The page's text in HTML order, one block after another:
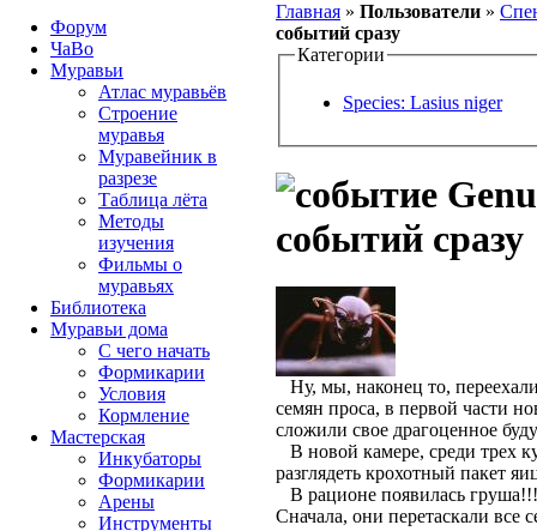
Главная » Пользователи »
событий сразу
Категории
Species: Lasius niger
событий сразу
Ну, мы, наконец то,
семян проса, в первой части
сложили свое драгоценное
В новой камере, среди трех
разглядеть крохотный пакет
В рационе появилась
Сначала, они перетаскали все
Форум
ЧаВо
Муравьи
Атлас муравьёв
Строение
муравья
Муравейник в
разрезе
Таблица лёта
Методы
изучения
Фильмы о
муравьях
Библиотека
Муравьи дома
С чего начать
Формикарии
Условия
Кормление
Мастерская
Инкубаторы
Формикарии
Арены
Инструменты